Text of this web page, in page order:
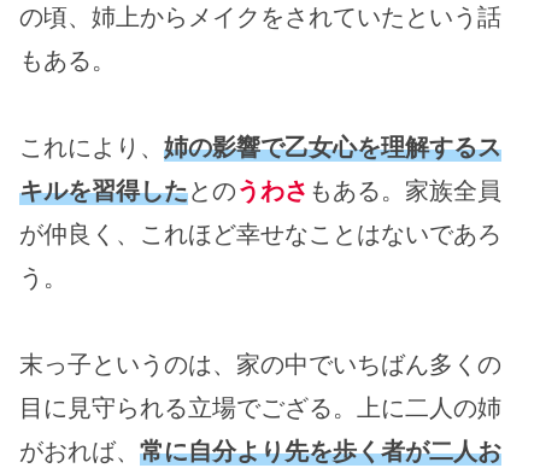
の頃、姉上からメイクをされていたという話
もある。
これにより、 姉の影響で乙女心を理解するス
キルを習得したとのうわさ もある。家族全員
が仲良く、これほど幸せなことはないであろ
う。
末っ子というのは、家の中でいちばん多くの
目に見守られる立場でござる。上に二人の姉
がおれば、 常に自分より先を歩く者が二人お